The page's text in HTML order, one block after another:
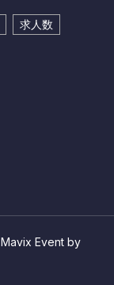
求人数
Event by